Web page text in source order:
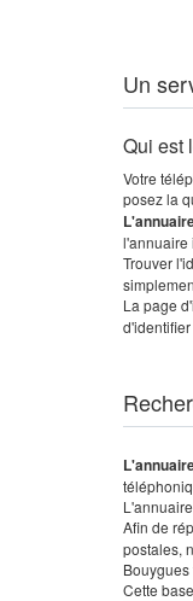
Un
Qui est
Votre
posez la
l'annuaire
Trouver
La page
d'identifier
Afin de
postales,
Cette